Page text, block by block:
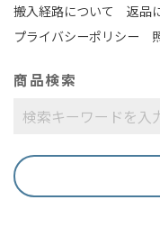
搬入経路について
返品
プライバシーポリシー
商品検索